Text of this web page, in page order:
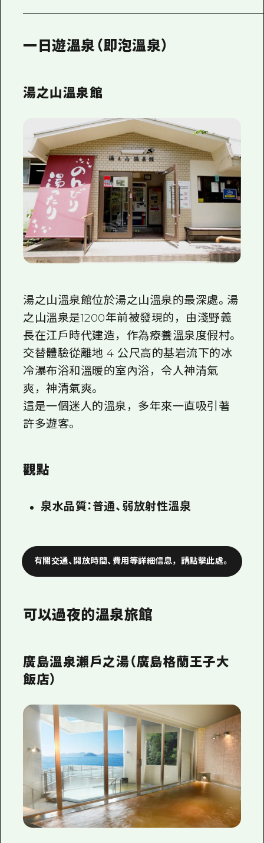
一日遊溫泉（即泡溫泉）
湯之山溫泉館
湯之山溫泉館位於湯之山溫泉的最深處。湯
之山溫泉是1200年前被發現的，由淺野義
長在江戶時代建造，作為療養溫泉度假村。
交替體驗從離地 4 公尺高的基岩流下的冰
冷瀑布浴和溫暖的室內浴，令人神清氣
爽，神清氣爽。
這是一個迷人的溫泉，多年來一直吸引著
許多遊客。
觀點
泉水品質：普通、弱放射性溫泉
有關交通、開放時間、費用等詳細信息，請點擊此處。
可以過夜的溫泉旅館
廣島溫泉瀨戶之湯（廣島格蘭王子大
飯店）